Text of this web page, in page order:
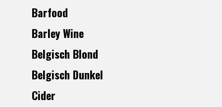
Barfood
Barley Wine
Belgisch Blond
Belgisch Dunkel
Cider